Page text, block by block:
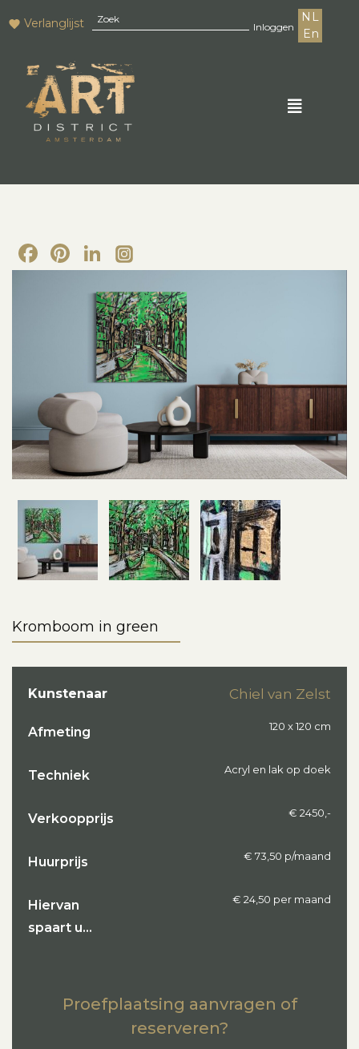
Verlanglijst Inloggen
NL
En
Facebook
Pinterest
LinkedIn
Kromboom in green
Kunstenaar Chiel van Zelst
Afmeting 120 x 120 cm
Techniek Acryl en lak op doek
Verkoopprijs € 2450,-
Huurprijs € 73,50 p/maand
Hiervan
spaart u…
€ 24,50 per maand
Proefplaatsing aanvragen of
reserveren?